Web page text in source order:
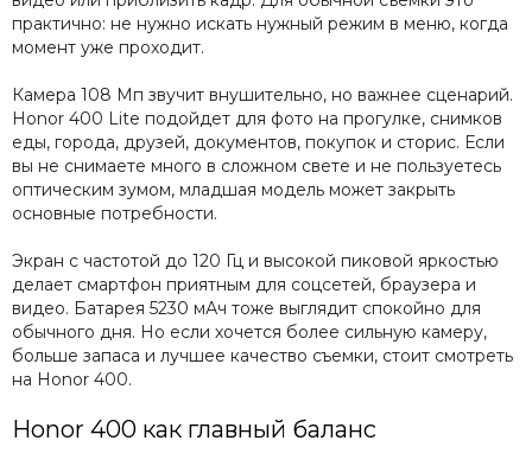
практично: не нужно искать нужный режим в меню, когда
момент уже проходит.
Камера 108 Мп звучит внушительно, но важнее сценарий.
Honor 400 Lite подойдет для фото на прогулке, снимков
еды, города, друзей, документов, покупок и сторис. Если
вы не снимаете много в сложном свете и не пользуетесь
оптическим зумом, младшая модель может закрыть
основные потребности.
Экран с частотой до 120 Гц и высокой пиковой яркостью
делает смартфон приятным для соцсетей, браузера и
видео. Батарея 5230 мАч тоже выглядит спокойно для
обычного дня. Но если хочется более сильную камеру,
больше запаса и лучшее качество съемки, стоит смотреть
на Honor 400.
Honor 400 как главный баланс